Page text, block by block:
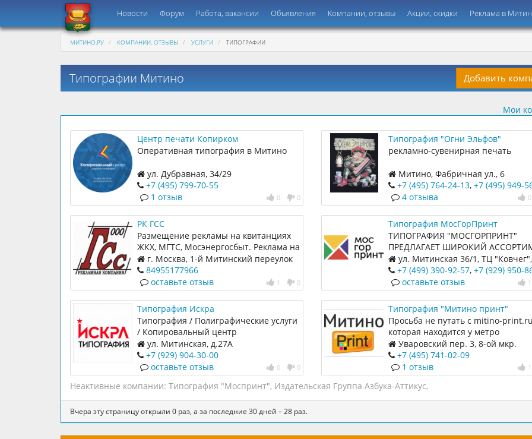
Новости Форум Работа, вакансии Объявления Компании, отзывы Акции, скидки Реклама в
МИТИНО.РУ КОМПАНИИ, ОТЗЫВЫ УСЛУГИ ТИПОГРАФИИ
Типографии Митино Добавить
Мои
Центр печати Копирком
Оперативная типография в Митино
ул. Дубравная, 34/29
+7 (495) 799-70-55
0 0
1 отзыв
Типография "Огни Эльфов"
рекламно-сувенирная печать
Митино, Фабричная ул., 6
+7 (495) 764-24-13, +7 (495) 949-
0
4 отзыва
РК ГСС
Размещение рекламы на квитанциях
ЖКХ, МГТС, Мосэнергосбыт. Реклама на
транспорте. Реклама на стендах.
Полиграфия.
г. Москва, 1-й Митинский переулок
1584955177966
1 0
оставьте отзыв
Типография МосГорПринт
ТИПОГРАФИЯ "МОСГОРПРИНТ"
ПРЕДЛАГАЕТ ШИРОКИЙ
ПЕЧАТНОЙ И ШТЕМПЕЛЬНОЙ
ПРОДУКЦИИ. КАЧЕСТВЕННО И В
МЫ ИЗГОТОВИМ ДЛЯ ВАС
ул. Митинская 36/1, ТЦ "Ковчег",
цокольный этаж, помещение 2Б
+7 (499) 390-92-57, +7 (929) 950-
1
оставьте отзыв
Типография Искра
Типография / Полиграфические услуги
/ Копировальный центр
ул. Митинская, д.27А
+7 (929) 904-30-00
0 0
оставьте отзыв
Типография "Митино принт"
Просьба не путать с mitino-
которая находится у метро
"Волоколамская"
Уваровский пер. 3, 8-ой мкр.
Митино (ост. Бассейн)
+7 (495) 741-02-09
1
1 отзыв
Неактивные компании: Типография "Моспринт", Издательская Группа Азбука-Аттикус,
Вчера эту страницу открыли 0 раз, а за последние 30 дней – 28 раз.